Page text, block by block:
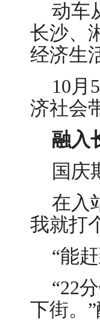
动车
长沙、
经济生
10月
济社会
融入
国庆
在入
我就打
“能
“22
下街。